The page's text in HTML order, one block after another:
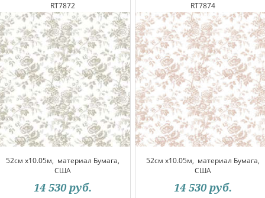
RT7872
52см x10.05м, материал Бумага,
США
14 530 руб.
RT7874
52см x10.05м, материал Бумага,
США
14 530 руб.